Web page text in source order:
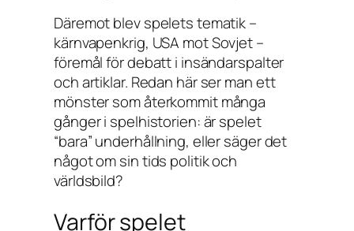
Däremot blev spelets tematik –
kärnvapenkrig, USA mot Sovjet –
föremål för debatt i insändarspalter
och artiklar. Redan här ser man ett
mönster som återkommit många
gånger i spelhistorien: är spelet
“bara” underhållning, eller säger det
något om sin tids politik och
världsbild?
Varför spelet